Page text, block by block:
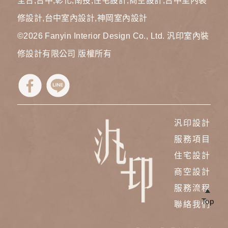
Top
修設計,台中室內設計,神岡室內設計
©2026 Fanyin Interior Design Co., Ltd. 汎印室內裝
修設計有限公司 版權所有
汎印設計
服務項目
住宅設計
商空設計
服務流程
聯絡我們